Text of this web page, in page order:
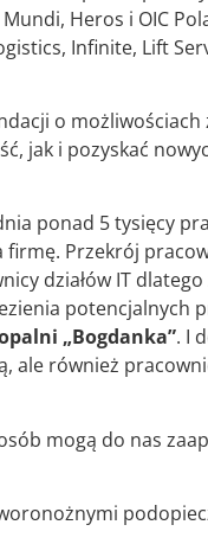
Heros i OIC
Infinite, Lift
o
jak i pozyskać
ponad 5 tysięcy
firmę. Przekrój
działów IT dlatego
potencjalnych
„Bogdanka”. I
ale również
mogą do nas